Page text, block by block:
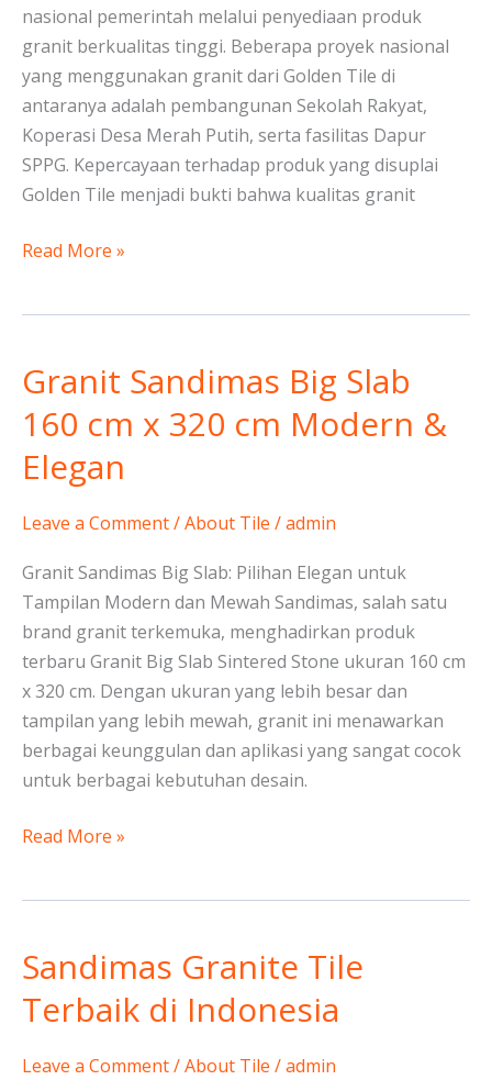
nasional pemerintah melalui penyediaan produk
granit berkualitas tinggi. Beberapa proyek nasional
yang menggunakan granit dari Golden Tile di
antaranya adalah pembangunan Sekolah Rakyat,
Koperasi Desa Merah Putih, serta fasilitas Dapur
SPPG. Kepercayaan terhadap produk yang disuplai
Golden Tile menjadi bukti bahwa kualitas granit
Read More »
Granit Sandimas Big Slab
160 cm x 320 cm Modern &
Elegan
Leave a Comment/About Tile /admin
Granit Sandimas Big Slab: Pilihan Elegan untuk
Tampilan Modern dan Mewah Sandimas, salah satu
brand granit terkemuka, menghadirkan produk
terbaru Granit Big Slab Sintered Stone ukuran 160 cm
x 320 cm. Dengan ukuran yang lebih besar dan
tampilan yang lebih mewah, granit ini menawarkan
berbagai keunggulan dan aplikasi yang sangat cocok
untuk berbagai kebutuhan desain.
Granit
Big
Slab
cm
320
cm
Modern
&
Elegan
Read More »
Sandimas Granite Tile
Terbaik di Indonesia
Leave a Comment/About Tile /admin
Sandimas
Tile
di